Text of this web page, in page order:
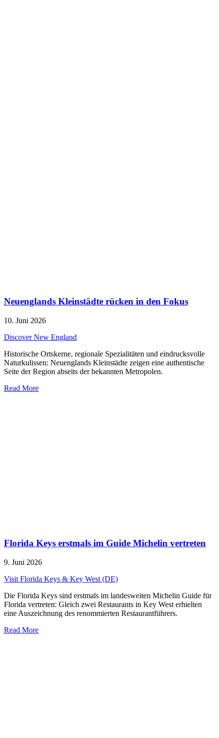
Neuenglands Kleinstädte rücken in den Fokus
10. Juni 2026
Discover New England
Historische Ortskerne, regionale Spezialitäten und eindrucksvolle
Naturkulissen: Neuenglands Kleinstädte zeigen eine authentische
Seite der Region abseits der bekannten Metropolen.
Read More
Florida Keys erstmals im Guide Michelin vertreten
9. Juni 2026
Visit Florida Keys & Key West (DE)
Die Florida Keys sind erstmals im landesweiten Michelin Guide für
Florida vertreten: Gleich zwei Restaurants in Key West erhielten
eine Auszeichnung des renommierten Restaurantführers.
Read More